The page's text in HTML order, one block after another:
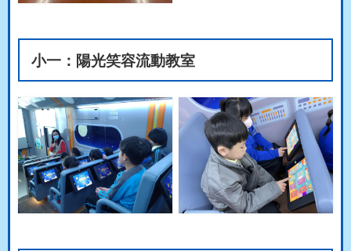
小一：陽光笑容流動教室